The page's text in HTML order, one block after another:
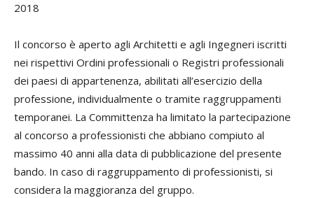
2018
Il concorso è aperto agli Architetti e agli Ingegneri iscritti
nei rispettivi Ordini professionali o Registri professionali
dei paesi di appartenenza, abilitati all’esercizio della
professione, individualmente o tramite raggruppamenti
temporanei. La Committenza ha limitato la partecipazione
al concorso a professionisti che abbiano compiuto al
massimo 40 anni alla data di pubblicazione del presente
bando. In caso di raggruppamento di professionisti, si
considera la maggioranza del gruppo.